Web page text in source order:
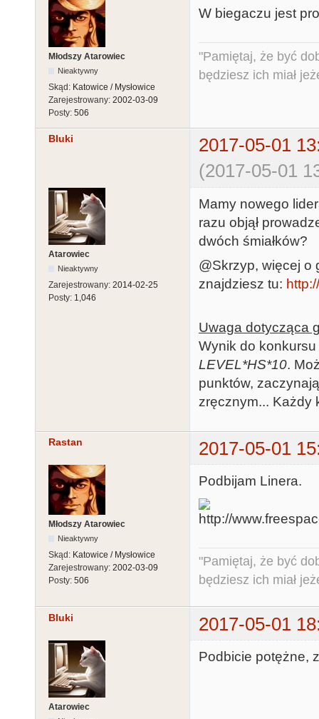
Młodszy Atarowiec
Nieaktywny
Skąd: Katowice / Mysłowice
Zarejestrowany: 2002-03-09
Posty: 506
W biegaczu jest
"Pamiętaj, że być
będziesz ich miał
Bluki
2017-05-01
(2017-05-01
Atarowiec
Nieaktywny
Zarejestrowany: 2014-02-25
Posty: 1,046
Mamy nowego
razu objął
dwóch śmiałków?
@Skrzyp, więcej o
znajdziesz tu:
Uwaga dotycząca
Wynik do konkursu
LEVEL*HS*10.
punktów,
zręcznym... Każdy
Rastan 2017-05-01
Młodszy Atarowiec
Nieaktywny
Skąd: Katowice / Mysłowice
Zarejestrowany: 2002-03-09
Posty: 506
Podbijam Linera.
"Pamiętaj, że być
będziesz ich miał
Bluki 2017-05-01
Atarowiec
Podbicie potężne,